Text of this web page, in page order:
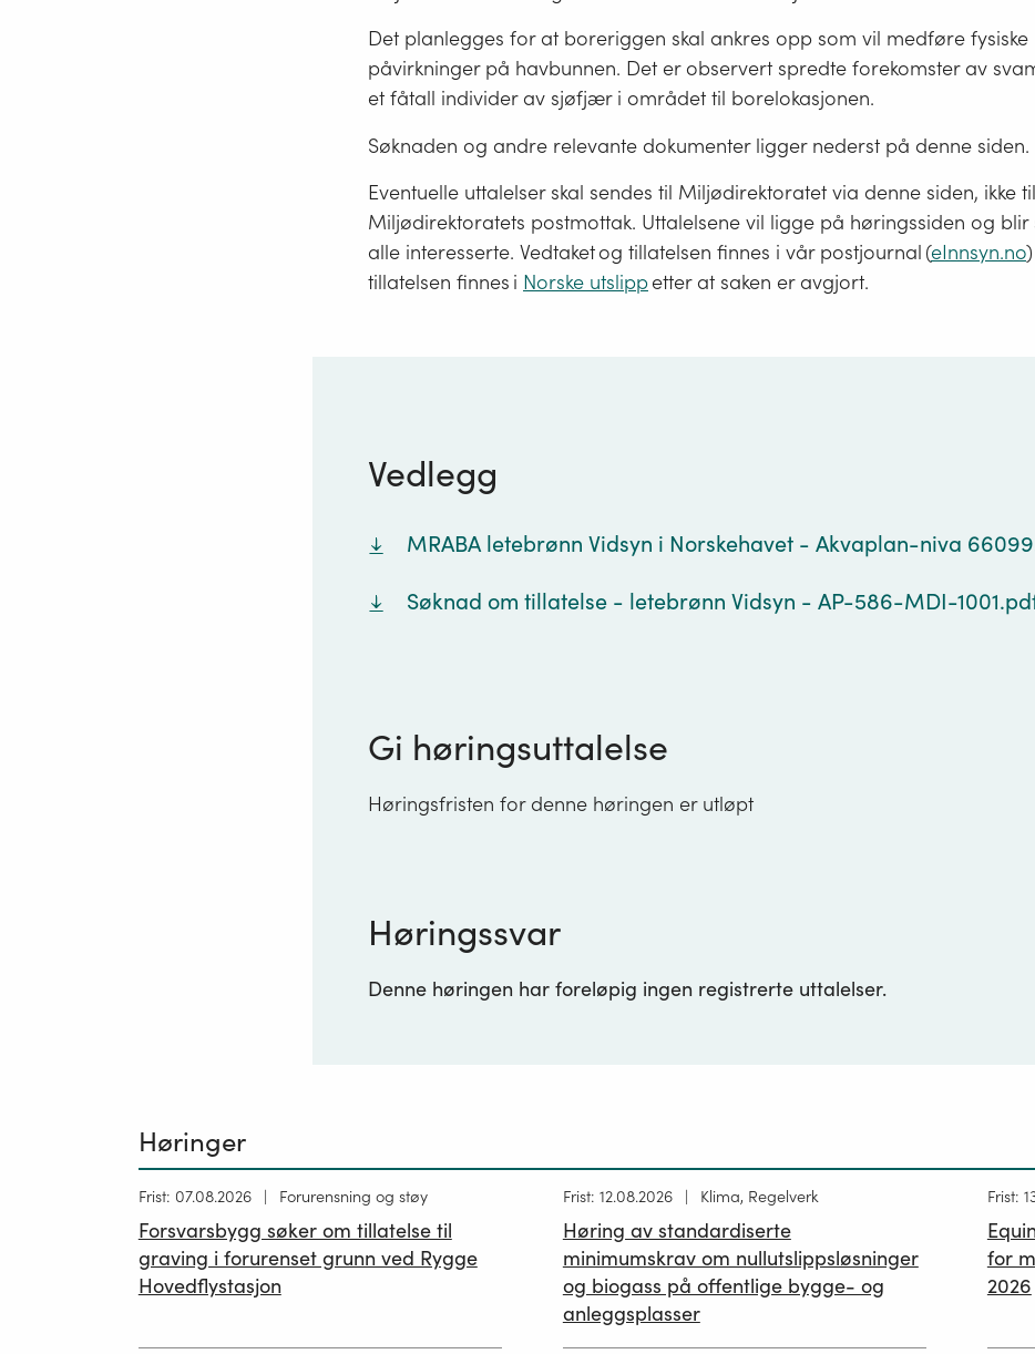
Det planlegges for at boreriggen skal ankres opp som vil medføre fysiske
påvirkninger på havbunnen. Det er observert spredte forekomster av
et fåtall individer av sjøfjær i området til borelokasjonen.
Søknaden og andre relevante dokumenter ligger nederst på denne siden.
Eventuelle uttalelser skal sendes til Miljødirektoratet via denne siden, ikke til
Miljødirektoratets postmottak. Uttalelsene vil ligge på høringssiden og blir
alle interesserte. Vedtaket og tillatelsen finnes i vår postjournal (eInnsyn.no
tillatelsen finnes i Norske utslippetter at saken er avgjort.
Vedlegg
MRABA letebrønn Vidsyn i Norskehavet - Akvaplan-niva
Søknad om tillatelse - letebrønn Vidsyn - AP-586-MDI-
Gi høringsuttalelse
Høringsfristen for denne høringen er utløpt
Høringssvar
Denne høringen har foreløpig ingen registrerte uttalelser.
Høringer
Høring
publisert
26.06.2026
Frist: 07.08.2026 Forurensning og støy
Forsvarsbygg søker om tillatelse til
graving i forurenset grunn ved Rygge
Hovedflystasjon
Høring
publisert
12.05.2026
Frist: 12.08.2026 Klima, Regelverk
Høring av standardiserte
minimumskrav om nullutslippsløsninger
og biogass på offentlige bygge- og
anleggsplasser
Høring
Frist:
for
2026